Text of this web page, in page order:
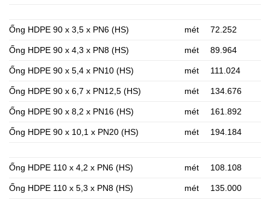
Ống HDPE 90 x 3,5 x PN6 (HS) mét 72.252
Ống HDPE 90 x 4,3 x PN8 (HS) mét 89.964
Ống HDPE 90 x 5,4 x PN10 (HS) mét 111.024
Ống HDPE 90 x 6,7 x PN12,5 (HS) mét 134.676
Ống HDPE 90 x 8,2 x PN16 (HS) mét 161.892
Ống HDPE 90 x 10,1 x PN20 (HS) mét 194.184
Ống HDPE 110 x 4,2 x PN6 (HS) mét 108.108
Ống HDPE 110 x 5,3 x PN8 (HS) mét 135.000